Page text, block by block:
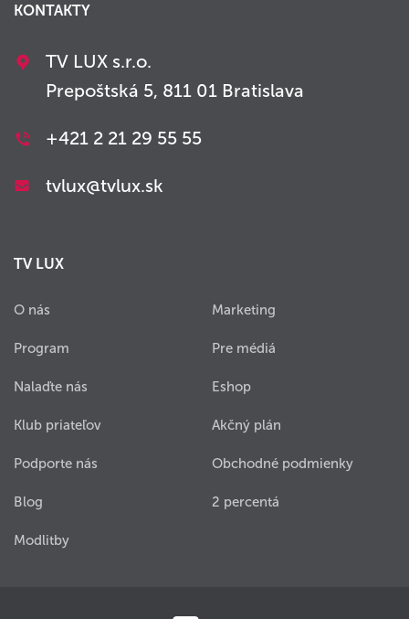
KONTAKTY
TV LUX s.r.o.
Prepoštská 5, 811 01 Bratislava
+421 2 21 29 55 55
tvlux@tvlux.sk
TV LUX
O nás
Program
Nalaďte nás
Klub priateľov
Podporte nás
Blog
Modlitby
Marketing
Pre médiá
Eshop
Akčný plán
Obchodné podmienky
2 percentá